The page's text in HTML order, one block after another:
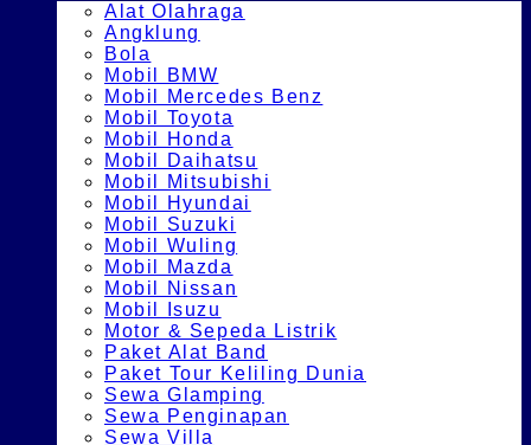
Alat Olahraga
Angklung
Bola
Mobil BMW
Mobil Mercedes Benz
Mobil Toyota
Mobil Honda
Mobil Daihatsu
Mobil Mitsubishi
Mobil Hyundai
Mobil Suzuki
Mobil Wuling
Mobil Mazda
Mobil Nissan
Mobil Isuzu
Motor & Sepeda Listrik
Paket Alat Band
Paket Tour Keliling Dunia
Sewa Glamping
Sewa Penginapan
Sewa Villa